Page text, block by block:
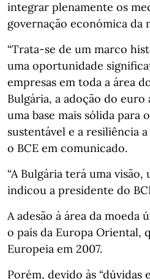
integrar plenamente os
governação económica da
“Trata-se de um marco
uma oportunidade
empresas em toda a área
Bulgária, a adoção do
uma base mais sólida para
sustentável e a resiliência
o BCE em comunicado.
“A Bulgária terá uma visão,
indicou a presidente do
A adesão à área da moeda
o país da Europa Oriental,
Europeia em 2007.
Porém, devido às “dúvidas